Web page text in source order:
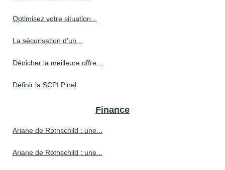
Optimisez votre situation...
La sécurisation d’un...
Dénicher la meilleure offre...
Définir la SCPI Pinel
Finance
Ariane de Rothschild : une...
Ariane de Rothschild : une...